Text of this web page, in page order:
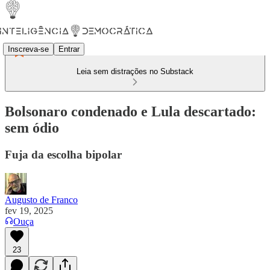
Inscreva-se Entrar
Leia sem distrações no Substack
Bolsonaro condenado e Lula descartado:
sem ódio
Fuja da escolha bipolar
Augusto de Franco
fev 19, 2025
Ouça
23